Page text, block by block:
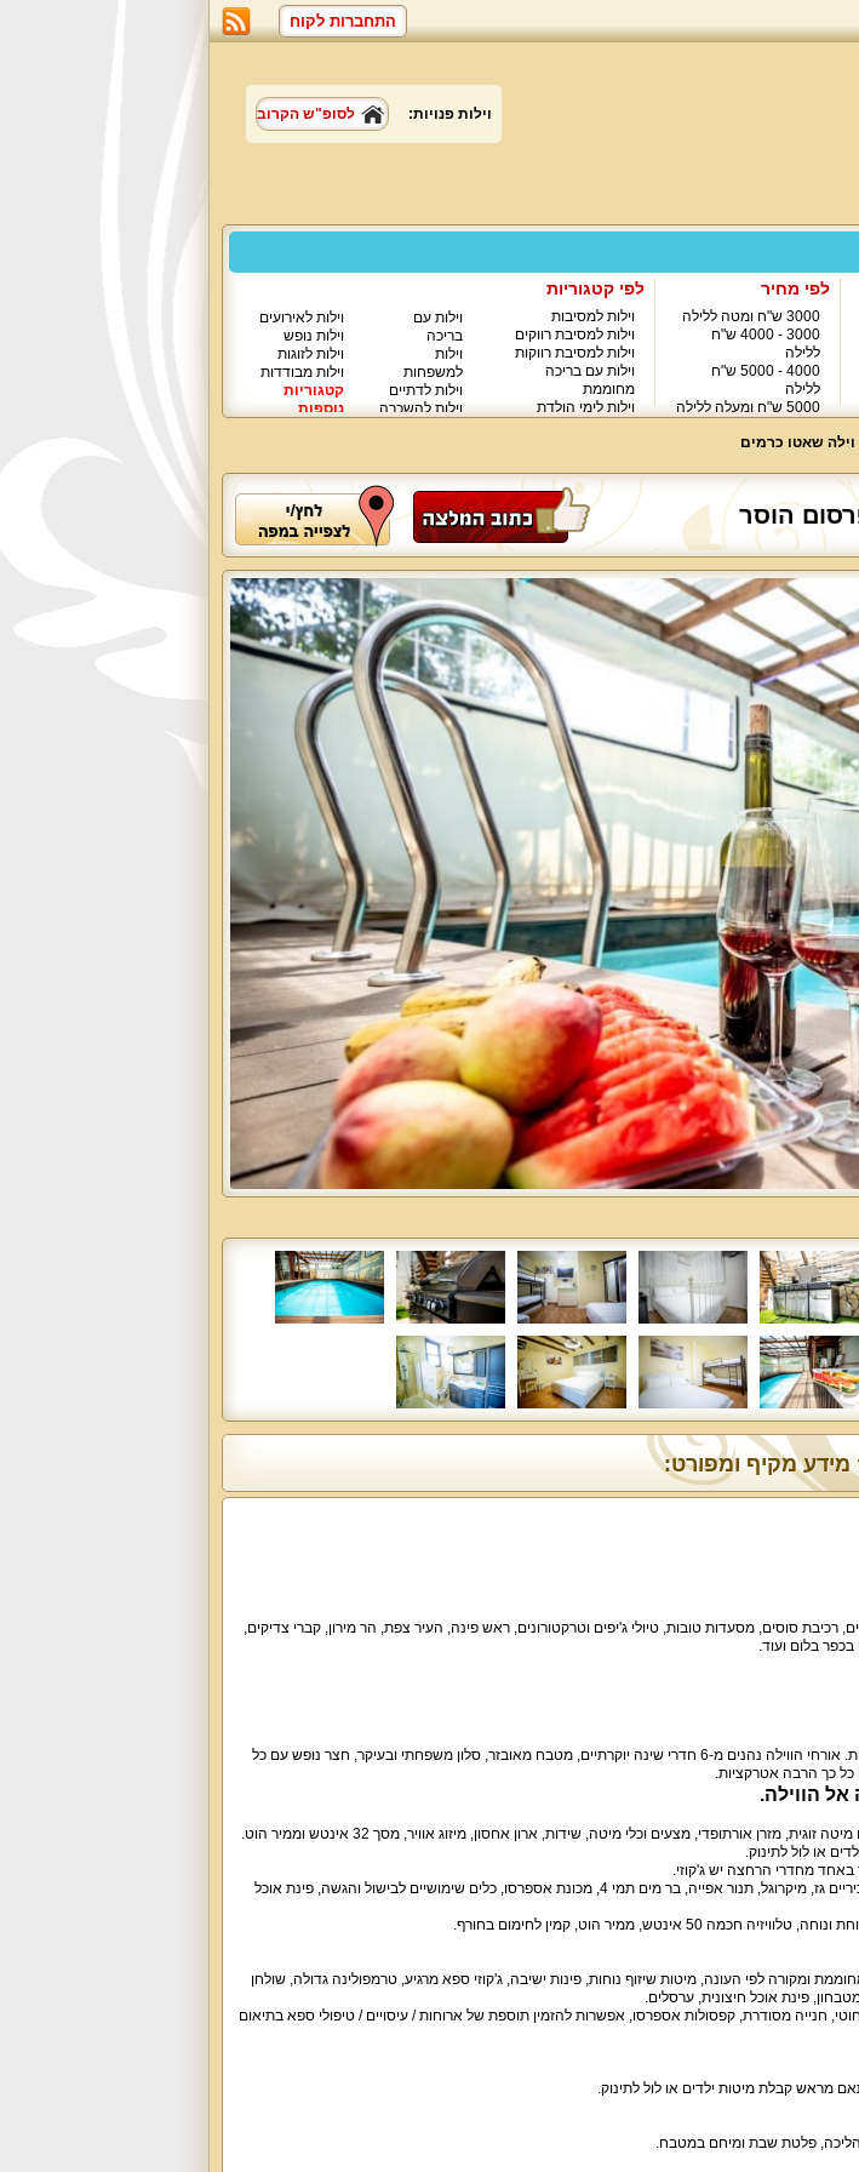
התחברות לקוח
וילות פנויות: לסופ"ש הקרוב
לפי מחיר
3000 ש"ח ומטה ללילה
3000 - 4000 ש"ח
ללילה
4000 - 5000 ש"ח
ללילה
5000 ש"ח ומעלה ללילה
לפי קטגוריות
וילות למסיבות
וילות למסיבת רווקים
וילות למסיבת רווקות
וילות עם בריכה
מחוממת
וילות לימי הולדת
וילות עם
בריכה
וילות
למשפחות
וילות לדתיים
וילות להשכרה
וילות לאירועים
וילות נופש
וילות לזוגות
וילות מבודדות
קטגוריות
נוספות
וילה שאטו כרמים
הוסר
מקיף ומפורט:
, רכיבת סוסים, מסעדות טובות, טיולי ג'יפים וטרקטורונים, ראש פינה, העיר צפת, הר מירון, קברי צדיקים,
בכפר בלום ועוד.
. אורחי הווילה נהנים מ-6 חדרי שינה יוקרתיים, מטבח מאובזר, סלון משפחתי ובעיקר, חצר נופש עם כל
כל כך הרבה אטרקציות.
הווילה.
זוגית, מזרן אורתופדי, מצעים וכלי מיטה, שידות, ארון אחסון, מיזוג אוויר, מסך 32 אינטש וממיר הוט.
או לול לתינוק.
באחד מחדרי הרחצה יש ג'קוזי.
גז, מיקרוגל, תנור אפייה, בר מים תמי 4, מכונת אספרסו, כלים שימושיים לבישול והגשה, פינת אוכל
ונוחה, טלוויזיה חכמה 50 אינטש, ממיר הוט, קמין לחימום בחורף.
ומקורה לפי העונה, מיטות שיזוף נוחות, פינות ישיבה, ג'קוזי ספא מרגיע, טרמפולינה גדולה, שולחן
, פינת אוכל חיצונית, ערסלים.
, חנייה מסודרת, קפסולות אספרסו, אפשרות להזמין תוספת של ארוחות/ עיסויים/ טיפולי ספא בתיאום
מראש קבלת מיטות ילדים או לול לתינוק.
, פלטת שבת ומיחם במטבח.